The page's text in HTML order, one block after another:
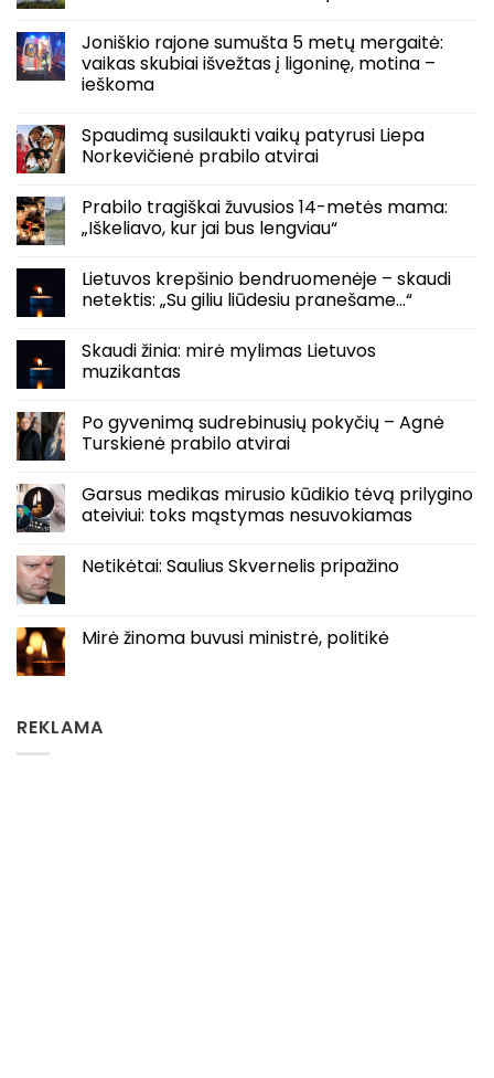
Joniškio rajone sumušta 5 metų mergaitė:
vaikas skubiai išvežtas į ligoninę, motina –
ieškoma
Spaudimą susilaukti vaikų patyrusi Liepa
Norkevičienė prabilo atvirai
Prabilo tragiškai žuvusios 14-metės mama:
„Iškeliavo, kur jai bus lengviau“
Lietuvos krepšinio bendruomenėje – skaudi
netektis: „Su giliu liūdesiu pranešame…“
Skaudi žinia: mirė mylimas Lietuvos
muzikantas
Po gyvenimą sudrebinusių pokyčių – Agnė
Turskienė prabilo atvirai
Garsus medikas mirusio kūdikio tėvą prilygino
ateiviui: toks mąstymas nesuvokiamas
Netikėtai: Saulius Skvernelis pripažino
Mirė žinoma buvusi ministrė, politikė
REKLAMA